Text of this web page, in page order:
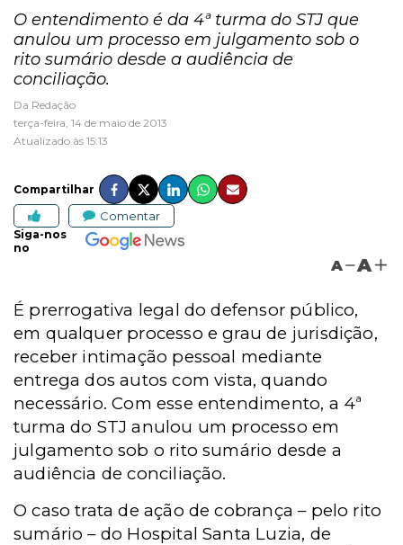
O entendimento é da 4ª turma do STJ que
anulou um processo em julgamento sob o
rito sumário desde a audiência de
conciliação.
Da Redação
terça-feira, 14 de maio de 2013
Atualizado às 15:13
Compartilhar
Comentar
Siga-nos
no
A A
É prerrogativa legal do defensor público,
em qualquer processo e grau de jurisdição,
receber intimação pessoal mediante
entrega dos autos com vista, quando
necessário. Com esse entendimento, a 4ª
turma do STJ anulou um processo em
julgamento sob o rito sumário desde a
audiência de conciliação.
O caso trata de ação de cobrança – pelo rito
sumário – do Hospital Santa Luzia, de